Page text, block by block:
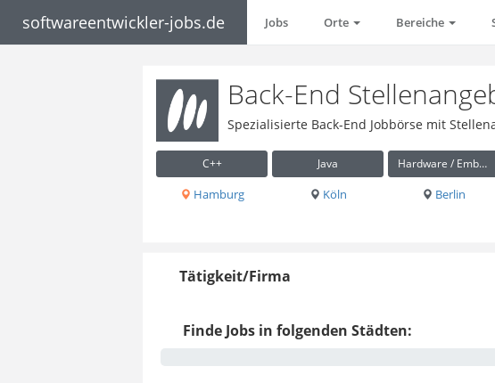
softwareentwickler-jobs.de Jobs Orte Bereiche
Back-End
Spezialisierte Back-End Jobbörse mit
C++ Java Hardware / Embedded
Hamburg Köln Berlin
Tätigkeit/Firma
Finde Jobs in folgenden Städten: